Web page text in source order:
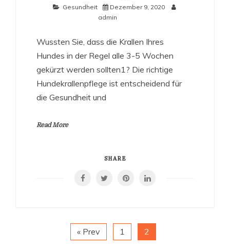
Gesundheit
Dezember 9, 2020
admin
Wussten Sie, dass die Krallen Ihres
Hundes in der Regel alle 3-5 Wochen
gekürzt werden sollten1? Die richtige
Hundekrallenpflege ist entscheidend für
die Gesundheit und
Read More
SHARE
« Prev 1 2